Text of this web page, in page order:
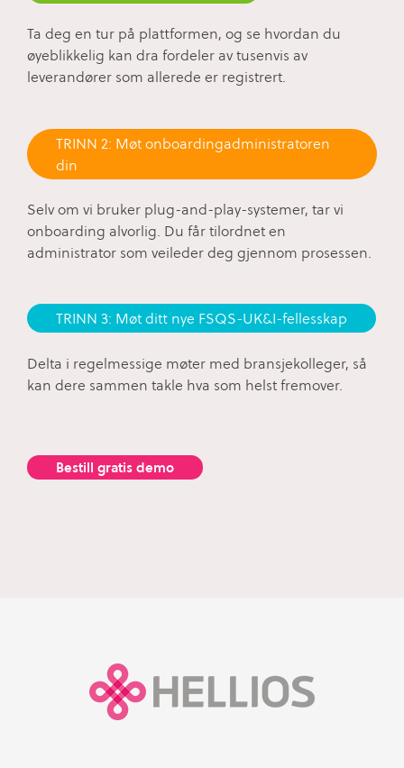
Ta deg en tur på plattformen, og se hvordan du
øyeblikkelig kan dra fordeler av tusenvis av
leverandører som allerede er registrert.
TRINN 2: Møt onboardingadministratoren
din
Selv om vi bruker plug-and-play-systemer, tar vi
onboarding alvorlig. Du får tilordnet en
administrator som veileder deg gjennom prosessen.
TRINN 3: Møt ditt nye FSQS-UK&I-fellesskap
Delta i regelmessige møter med bransjekolleger, så
kan dere sammen takle hva som helst fremover.
Bestill gratis demo